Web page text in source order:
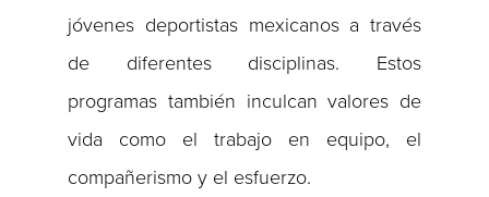
jóvenes deportistas mexicanos a través
de diferentes disciplinas. Estos
programas también inculcan valores de
vida como el trabajo en equipo, el
compañerismo y el esfuerzo.